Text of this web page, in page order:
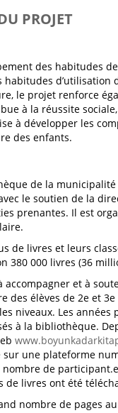
PROJET
des habitudes
d’utilisation
le projet renforce
à la réussite
à développer les
des enfants.
de la
le soutien de la
prenantes. Il est
de livres et leurs
380 000 livres (36
accompagner et à
des élèves de 2e et
niveaux. Les années
à la bibliothèque.
sur une plateforme
de
de livres ont été
nombre de pages